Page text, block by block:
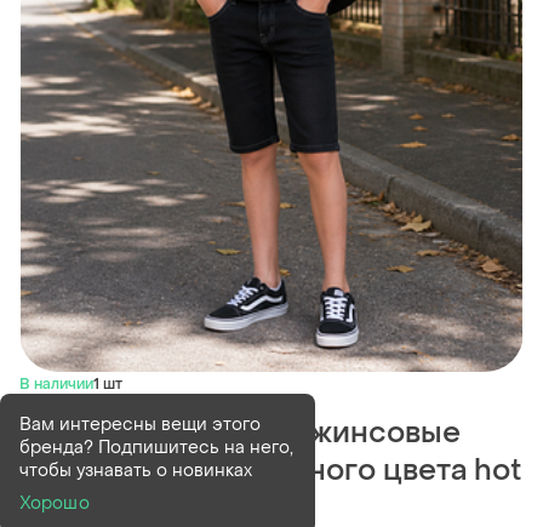
В наличии1 шт
10-12 лет детские джинсовые
шорты унисекс черного цвета hot
look nik37
Вам интересны вещи этого
бренда? Подпишитесь на него,
чтобы узнавать о новинках
Хорошо